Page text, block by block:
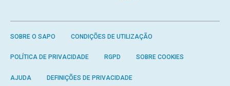
SOBRE O SAPO CONDIÇÕES DE UTILIZAÇÃO
POLÍTICA DE PRIVACIDADE RGPD SOBRE COOKIES
AJUDA DEFINIÇÕES DE PRIVACIDADE